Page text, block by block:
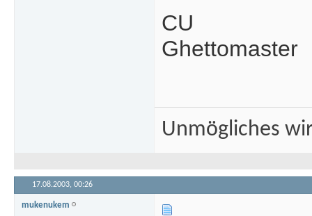
CU
Ghettomaster
Unmögliches
17.08.2003, 00:26
mukenukem